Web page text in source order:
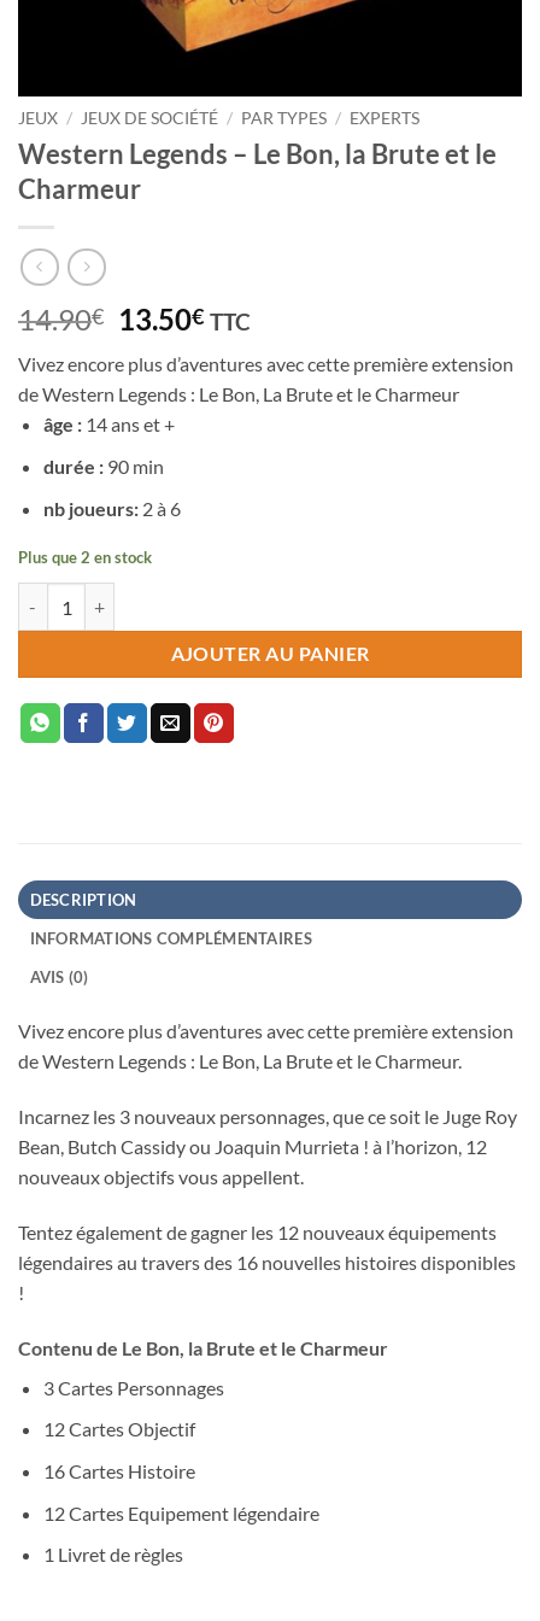
JEUX / JEUX DE SOCIÉTÉ / PAR TYPES / EXPERTS
Western Legends – Le Bon, la Brute et le
Charmeur
14.90€
Le
initial
était :
14.90€.
13.50€Le
actuel
est :
TTC
Vivez encore plus d’aventures avec cette première extension
de Western Legends : Le Bon, La Brute et le Charmeur
âge :14 ans et +
durée :90 min
nb joueurs:2 à 6
Plus que 2 en stock
AJOUTER AU PANIER
DESCRIPTION
INFORMATIONS COMPLÉMENTAIRES
AVIS (0)
Vivez encore plus d’aventures avec cette première extension
de Western Legends : Le Bon, La Brute et le Charmeur.
Incarnez les 3 nouveaux personnages, que ce soit le Juge Roy
Bean, Butch Cassidy ou Joaquin Murrieta ! à l’horizon, 12
nouveaux objectifs vous appellent.
Tentez également de gagner les 12 nouveaux équipements
légendaires au travers des 16 nouvelles histoires disponibles
!
Contenu de Le Bon, la Brute et le Charmeur
3 Cartes Personnages
12 Cartes Objectif
16 Cartes Histoire
12 Cartes Equipement légendaire
1 Livret de règles